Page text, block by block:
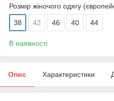
Розмір жіночого одягу
38 42 46 40 44
В наявності
Опис Характеристики